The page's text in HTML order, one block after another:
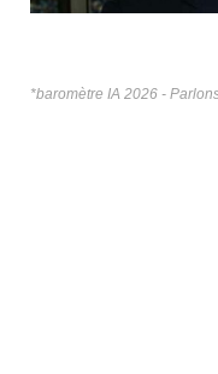
*baromètre IA 2026 -